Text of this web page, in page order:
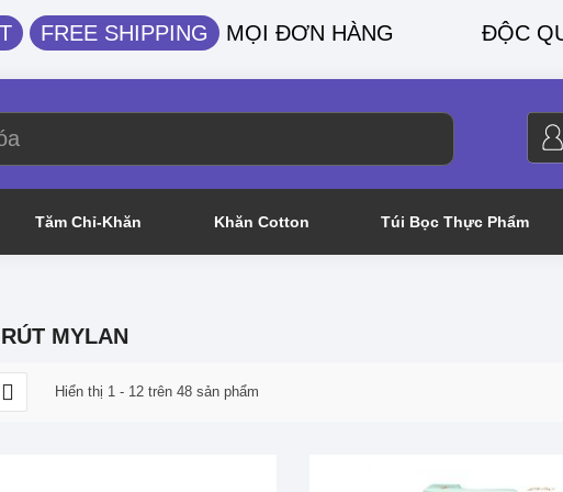
FREE SHIPPING MỌI ĐƠN HÀNG ĐỘC
Tăm Chỉ-Khăn Khăn Cotton Túi Bọc Thực Phẩm
MYLAN
Hiển thị 1 - 12 trên 48 sản phẩm